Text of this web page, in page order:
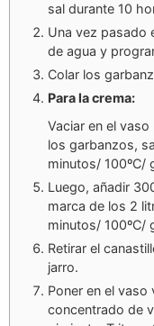
sal durante 10
Una vez pasado
de agua y
Colar los
Para la crema:
Vaciar en el
los garbanzos,
minutos/ 100ºC/
Luego, añadir
marca de los 2
minutos/ 100ºC/
Retirar el
jarro.
Poner en el
concentrado de